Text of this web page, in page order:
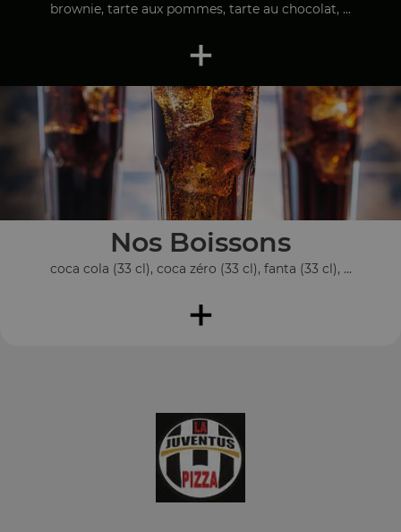
brownie, tarte aux pommes, tarte au chocolat, ...
+
Nos Boissons
coca cola (33 cl), coca zéro (33 cl), fanta (33 cl), ...
+